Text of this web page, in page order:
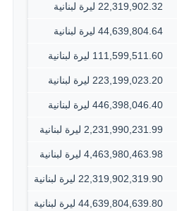
22,319,902.32 ليرة لبنانية
44,639,804.64 ليرة لبنانية
111,599,511.60 ليرة لبنانية
223,199,023.20 ليرة لبنانية
446,398,046.40 ليرة لبنانية
2,231,990,231.99 ليرة لبنانية
4,463,980,463.98 ليرة لبنانية
22,319,902,319.90 ليرة لبنانية
44,639,804,639.80 ليرة لبنانية